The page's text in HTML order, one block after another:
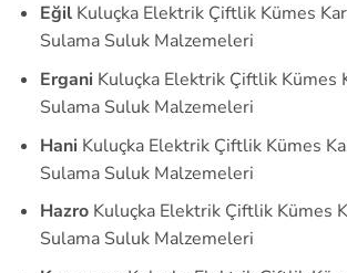
Eğil Kuluçka Elektrik Çiftlik Kümes
Sulama Suluk Malzemeleri
Ergani Kuluçka Elektrik Çiftlik Kümes
Sulama Suluk Malzemeleri
Hani Kuluçka Elektrik Çiftlik Kümes
Sulama Suluk Malzemeleri
Hazro Kuluçka Elektrik Çiftlik Kümes
Sulama Suluk Malzemeleri